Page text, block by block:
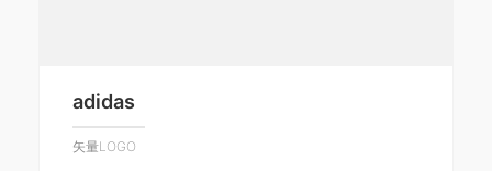
adidas
矢量LOGO